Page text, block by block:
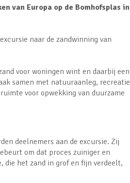
van Europa op de Bomhofsplas in
naar de zandwinning van
voor woningen wint en daarbij een
samen met natuuraanleg, recreatie
voor opwekking van duurzame
deelnemers aan de excursie. Zij
om dat proces zuiniger en
die het zand in grof en fijn verdeelt,